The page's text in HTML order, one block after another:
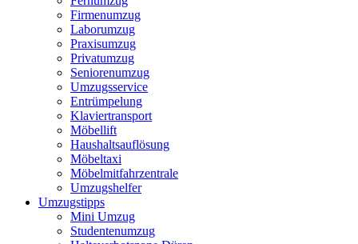
Firmenumzug
Laborumzug
Praxisumzug
Privatumzug
Seniorenumzug
Umzugsservice
Entrümpelung
Klaviertransport
Möbellift
Haushaltsauflösung
Möbeltaxi
Möbelmitfahrzentrale
Umzugshelfer
Umzugstipps
Mini Umzug
Studentenumzug